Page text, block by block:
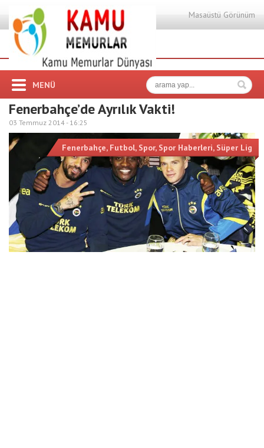
Masaüstü Görünüm
MENÜ
Fenerbahçe’de Ayrılık Vakti!
03 Temmuz 2014 - 16:25
Fenerbahçe, Futbol, Spor, Spor Haberleri, Süper Lig